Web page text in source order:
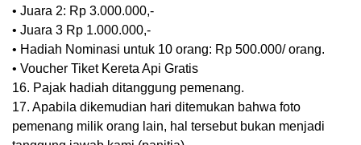
• Juara 2: Rp 3.000.000,-
• Juara 3 Rp 1.000.000,-
• Hadiah Nominasi untuk 10 orang: Rp 500.000/ orang.
• Voucher Tiket Kereta Api Gratis
16. Pajak hadiah ditanggung pemenang.
17. Apabila dikemudian hari ditemukan bahwa foto
pemenang milik orang lain, hal tersebut bukan menjadi